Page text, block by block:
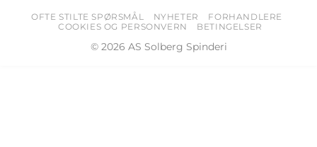
OFTE STILTE SPØRSMÅL NYHETER
FORHANDLERE
COOKIES OG PERSONVERN
BETINGELSER
© 2026 AS Solberg Spinderi